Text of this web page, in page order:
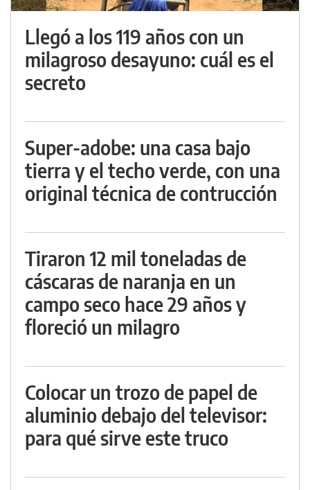
Llegó a los 119 años con un
milagroso desayuno: cuál es el
secreto
Super-adobe: una casa bajo
tierra y el techo verde, con una
original técnica de contrucción
Tiraron 12 mil toneladas de
cáscaras de naranja en un
campo seco hace 29 años y
floreció un milagro
Colocar un trozo de papel de
aluminio debajo del televisor:
para qué sirve este truco